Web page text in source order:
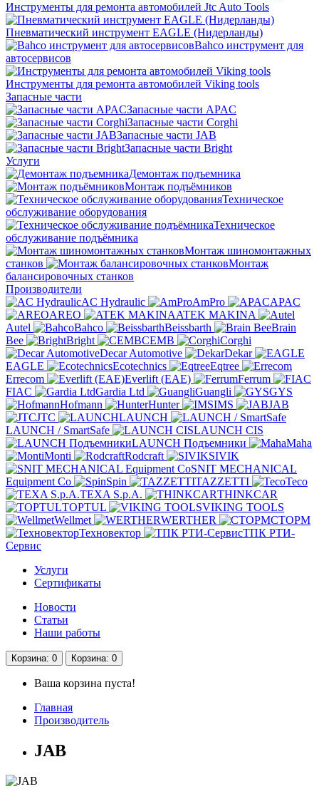
Инструменты для ремонта автомобилей Jtc Auto Tools
Пневматический инструмент EAGLE (Нидерланды)
Bahco инструмент для
автосервисов
Инструменты для ремонта автомобилей Viking tools
Запасные части
Запасные части APAC
Запасные части Corghi
Запасные части JAB
Запасные части Bright
Услуги
Демонтаж подъемника
Монтаж подъёмников
Техническое
обслуживание оборудования
Техническое
обслуживание подъёмника
Монтаж шиномонтажных
станков
Монтаж
балансировочных станков
Производители
AC Hydraulic
AmPro
APAC
AREO
ATEK MAKINA
Autel
Bahco Beissbarth
Brain
Bee
Bright CEMB
Corghi
Decar Automotive
Dekar
EAGLE
Ecotechnics
Eqtree
Errecom
Everlift (EAE)
Ferrum
FIAC
Gardia Ltd Guangli
GYS
Hofmann
Hunter IMS
JAB
JTC
LAUNCH
LAUNCH / SmartSafe
LAUNCH CIS
LAUNCH Подъемники
Maha
Monti
Rodcraft
SIVIK
SNIT MECHANICAL
Equipment Co
Spin TAZZETTI
Teco
TEXA S.p.A.
THINKCAR
TOPTUL
VIKING TOOLS
Wellmet
WERTHER
СТОРМ
Техновектор
ТПК РТИ-
Сервис
Услуги
Сертификаты
Новости
Статьи
Наши работы
Корзина: 0 Корзина: 0
Ваша корзина пуста!
Главная
Производитель
JAB